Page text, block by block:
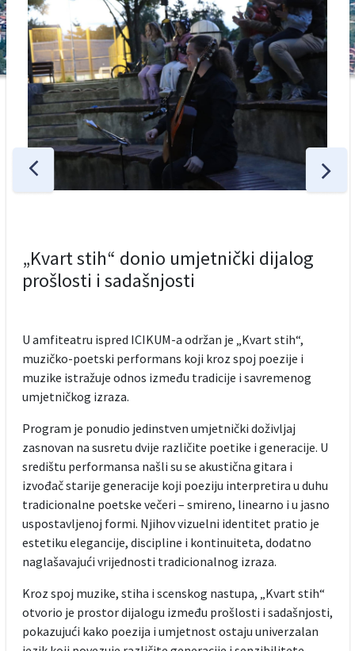
„Kvart stih“ donio umjetnički dijalog
prošlosti i sadašnjosti
U amfiteatru ispred ICIKUM-a održan je „Kvart stih“,
muzičko-poetski performans koji kroz spoj poezije i
muzike istražuje odnos između tradicije i savremenog
umjetničkog izraza.
Program je ponudio jedinstven umjetnički doživljaj
zasnovan na susretu dvije različite poetike i generacije. U
središtu performansa našli su se akustična gitara i
izvođač starije generacije koji poeziju interpretira u duhu
tradicionalne poetske večeri – smireno, linearno i u jasno
uspostavljenoj formi. Njihov vizuelni identitet pratio je
estetiku elegancije, discipline i kontinuiteta, dodatno
naglašavajući vrijednosti tradicionalnog izraza.
Kroz spoj muzike, stiha i scenskog nastupa, „Kvart stih“
otvorio je prostor dijalogu između prošlosti i sadašnjosti,
pokazujući kako poezija i umjetnost ostaju univerzalan